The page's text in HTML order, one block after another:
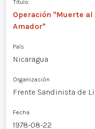
Título
Operación "Muerte al
Amador"
País
Nicaragua
Organización
Frente Sandinista de
Fecha
1978-08-22